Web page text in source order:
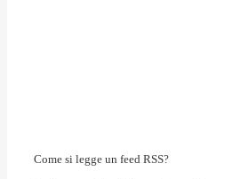
Come si legge un feed RSS?